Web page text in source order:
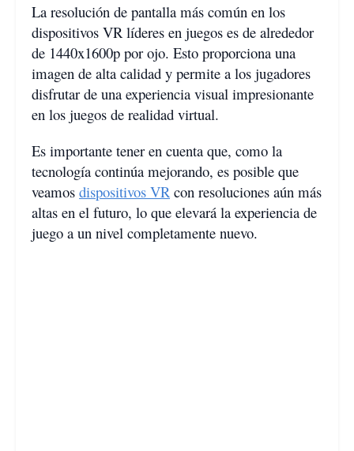
La resolución de pantalla más común en los
dispositivos VR líderes en juegos es de alrededor
de 1440x1600p por ojo. Esto proporciona una
imagen de alta calidad y permite a los jugadores
disfrutar de una experiencia visual impresionante
en los juegos de realidad virtual.
Es importante tener en cuenta que, como la
tecnología continúa mejorando, es posible que
veamos dispositivos VR con resoluciones aún más
altas en el futuro, lo que elevará la experiencia de
juego a un nivel completamente nuevo.